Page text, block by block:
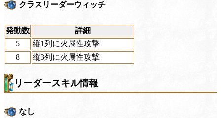
クラスリーダーウィッチ
発動数
詳細
5
縦1列に火属性攻撃
8
縦3列に火属性攻撃
リーダースキル情報
なし